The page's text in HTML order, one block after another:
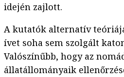
idején zajlott.
A kutatók alternatív
ívet soha sem szolgált
Valószínűbb, hogy az
állatállományaik